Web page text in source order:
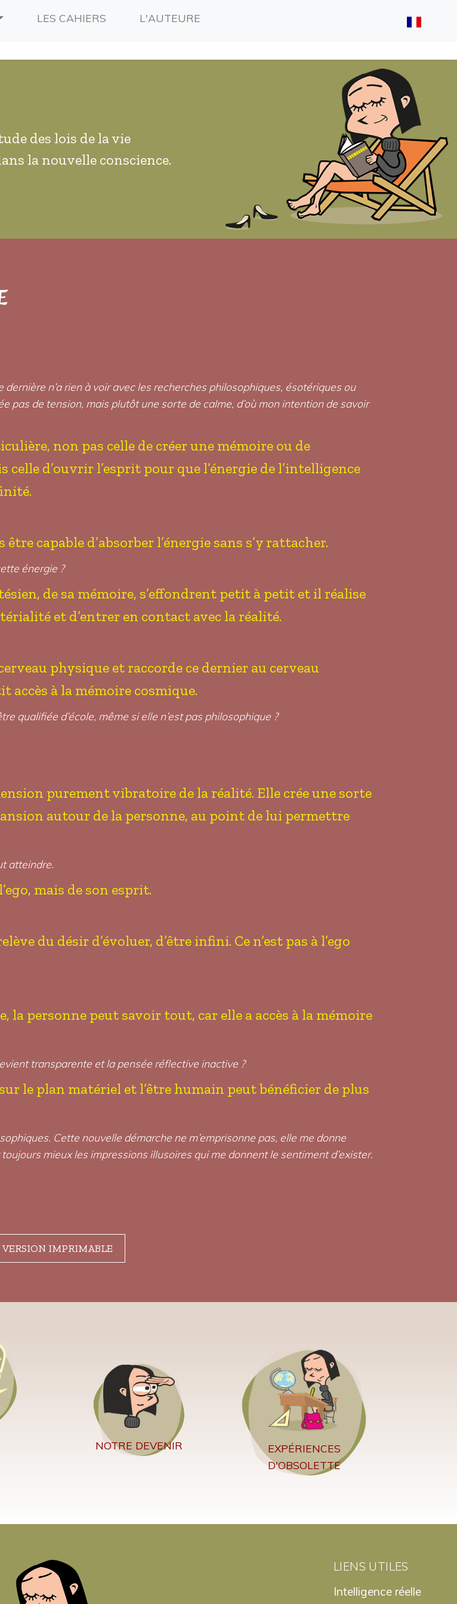
LES CAHIERS(CURRENT)L'AUTEURE(CURRENT)
des lois de la vie
la nouvelle conscience.
n’a rien à voir avec les recherches philosophiques, ésotériques ou
pas de tension, mais plutôt une sorte de calme, d’où mon intention de savoir
non pas celle de créer une mémoire ou de
d’ouvrir l’esprit pour que l’énergie de l’intelligence
capable d’absorber l’énergie sans s’y rattacher.
énergie ?
de sa mémoire, s’effondrent petit à petit et il réalise
et d’entrer en contact avec la réalité.
physique et raccorde ce dernier au cerveau
à la mémoire cosmique.
qualifiée d’école, même si elle n’est pas philosophique ?
purement vibratoire de la réalité. Elle crée une sorte
autour de la personne, au point de lui permettre
atteindre.
mais de son esprit.
du désir d’évoluer, d’être infini. Ce n’est pas à l’ego
la personne peut savoir tout, car elle a accès à la mémoire
transparente et la pensée réflective inactive ?
le plan matériel et l’être humain peut bénéficier de plus
Cette nouvelle démarche ne m’emprisonne pas, elle me donne
mieux les impressions illusoires qui me donnent le sentiment d’exister.
VERSION IMPRIMABLE
NOTRE DEVENIR
EXPÉRIENCES
D'OBSOLETTE
LIENS UTILES
Intelligence réelle